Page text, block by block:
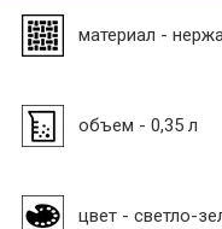
материал -
объем - 0,35 л
цвет - светло-